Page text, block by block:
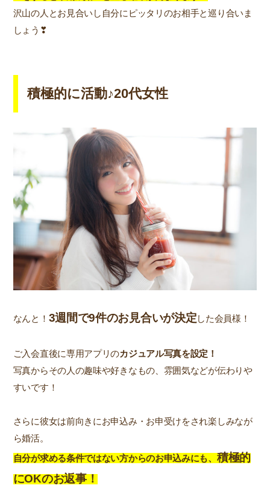
沢山の人とお見合いし自分にピッタリのお相手と巡り合いま
しょう❣
積極的に活動♪20代女性
なんと！ 3週間で9件のお見合いが決定した会員様！
ご入会直後に専用アプリのカジュアル写真を設定！
写真からその人の趣味や好きなもの、雰囲気などが伝わりや
すいです！
さらに彼女は前向きにお申込み・お申受けをされ楽しみなが
ら婚活。
自分が求める条件ではない方からのお申込みにも、 積極的
にOKのお返事！